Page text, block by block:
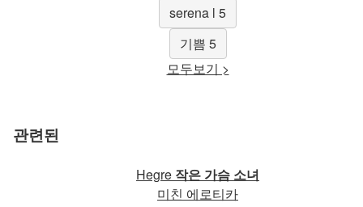
serena l 5
기쁨 5
모두보기 >
관련된
Hegre 작은 가슴 소녀
미친 에로티카